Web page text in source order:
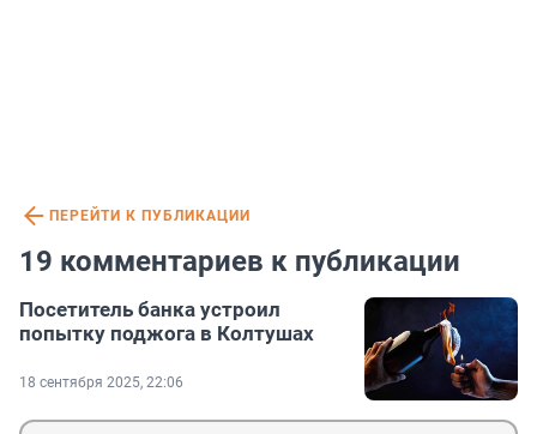
ПЕРЕЙТИ К ПУБЛИКАЦИИ
19 комментариев к публикации
Посетитель банка устроил
попытку поджога в Колтушах
18 сентября 2025, 22:06